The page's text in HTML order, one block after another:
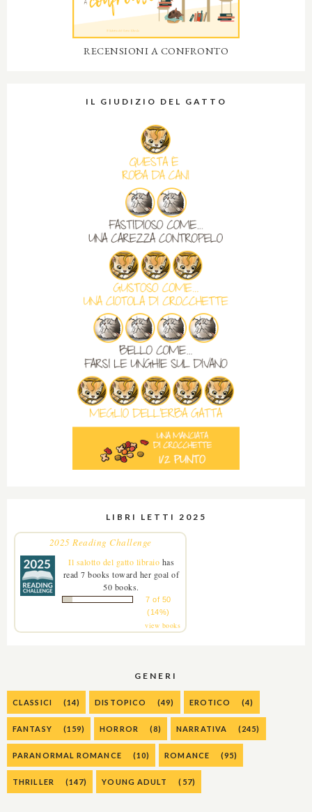
RECENSIONI A CONFRONTO
IL GIUDIZIO DEL GATTO
LIBRI LETTI 2025
2025 Reading Challenge
Il salotto del gatto libraio has
read 7 books toward her goal of
50 books.
7 of 50
(14%)
view books
GENERI
CLASSICI (14) DISTOPICO (49) EROTICO (4)
FANTASY (159) HORROR (8) NARRATIVA (245)
PARANORMAL ROMANCE (10) ROMANCE (95)
THRILLER (147) YOUNG ADULT (57)